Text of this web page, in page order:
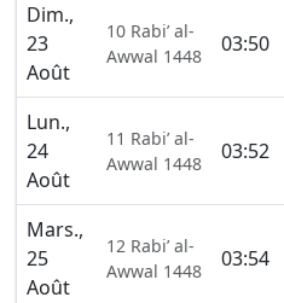
Dim.,
23
Août
10 Rabi’ al-
Awwal 1448
03:50
Lun.,
24
Août
11 Rabi’ al-
Awwal 1448
03:52
Mars.,
25
Août
12 Rabi’ al-
Awwal 1448
03:54